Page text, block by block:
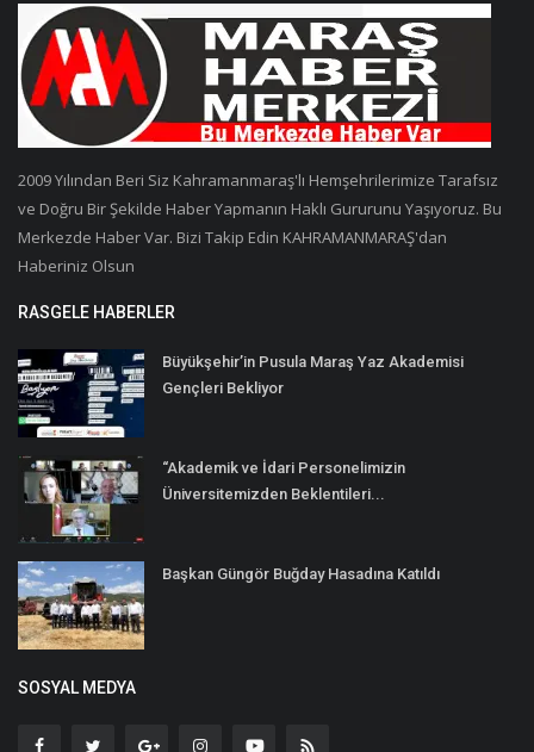
2009 Yılından Beri Siz Kahramanmaraş'lı Hemşehrilerimize Tarafsız
ve Doğru Bir Şekilde Haber Yapmanın Haklı Gururunu Yaşıyoruz. Bu
Merkezde Haber Var. Bizi Takip Edin KAHRAMANMARAŞ'dan
Haberiniz Olsun
RASGELE HABERLER
Büyükşehir’in Pusula Maraş Yaz Akademisi
Gençleri Bekliyor
“Akademik ve İdari Personelimizin
Üniversitemizden Beklentileri...
Başkan Güngör Buğday Hasadına Katıldı
SOSYAL MEDYA